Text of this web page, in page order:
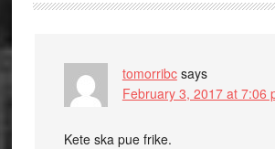
tomorribc says
February 3, 2017 at 7:06
Kete ska pue frike.